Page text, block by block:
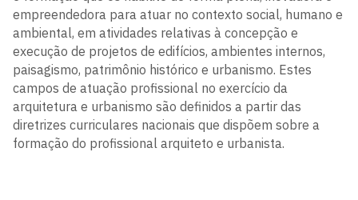
empreendedora para atuar no contexto social, humano e
ambiental, em atividades relativas à concepção e
execução de projetos de edifícios, ambientes internos,
paisagismo, patrimônio histórico e urbanismo. Estes
campos de atuação profissional no exercício da
arquitetura e urbanismo são definidos a partir das
diretrizes curriculares nacionais que dispõem sobre a
formação do profissional arquiteto e urbanista.